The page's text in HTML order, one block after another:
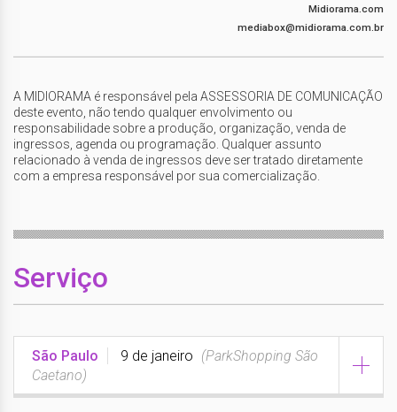
Midiorama.com
mediabox@midiorama.com.br
A MIDIORAMA é responsável pela ASSESSORIA DE COMUNICAÇÃO
deste evento, não tendo qualquer envolvimento ou
responsabilidade sobre a produção, organização, venda de
ingressos, agenda ou programação. Qualquer assunto
relacionado à venda de ingressos deve ser tratado diretamente
com a empresa responsável por sua comercialização.
Serviço
São Paulo 9 de janeiro (ParkShopping São
Caetano)